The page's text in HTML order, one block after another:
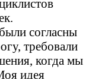
согласны
требовали
когда мы
идея